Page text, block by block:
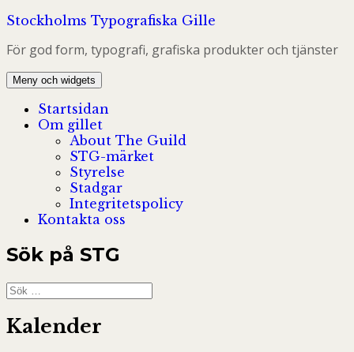
Hoppa
innehåll
Stockholms Typografiska Gille
För god form, typografi, grafiska produkter och tjänster
Meny och widgets
Startsidan
Om gillet
About The Guild
STG-märket
Styrelse
Stadgar
Integritetspolicy
Kontakta oss
Sök på STG
Sök
efter:
Kalender